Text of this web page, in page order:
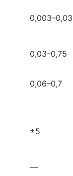
0,003–0,03
0,03–0,75
0,06–0,7
±5
—